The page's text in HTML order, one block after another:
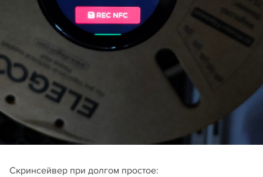
Скринсейвер при долгом простое: